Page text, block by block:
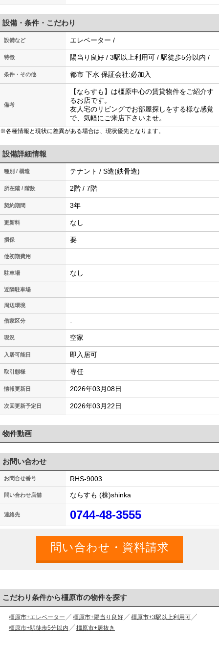
設備・条件・こだわり
設備など エレベーター /
特徴 陽当り良好 / 3駅以上利用可 / 駅徒歩5分以内 /
条件・その他 都市 下水 保証会社:必加入
備考
【ならすも】は橿原中心の賃貸物件をご紹介す
るお店です。
友人宅のリビングでお部屋探しをする様な感覚
で、気軽にご来店下さいませ。
※各種情報と現状に差異がある場合は、現状優先となります。
設備詳細情報
種別 / 構造 テナント / S造(鉄骨造)
所在階 / 階数 2階 / 7階
契約期間 3年
更新料 なし
損保 要
他初期費用
駐車場 なし
近隣駐車場
周辺環境
借家区分 -
現況 空家
入居可能日 即入居可
取引態様 専任
情報更新日 2026年03月08日
次回更新予定日 2026年03月22日
物件動画
お問い合わせ
お問合せ番号 RHS-9003
問い合わせ店舗 ならすも (株)shinka
連絡先 0744-48-3555
こだわり条件から橿原市の物件を探す
橿原市+エレベーター 橿原市+陽当り良好
橿原市+3駅以上利用可
橿原市+駅徒歩5分以内
橿原市+居抜き